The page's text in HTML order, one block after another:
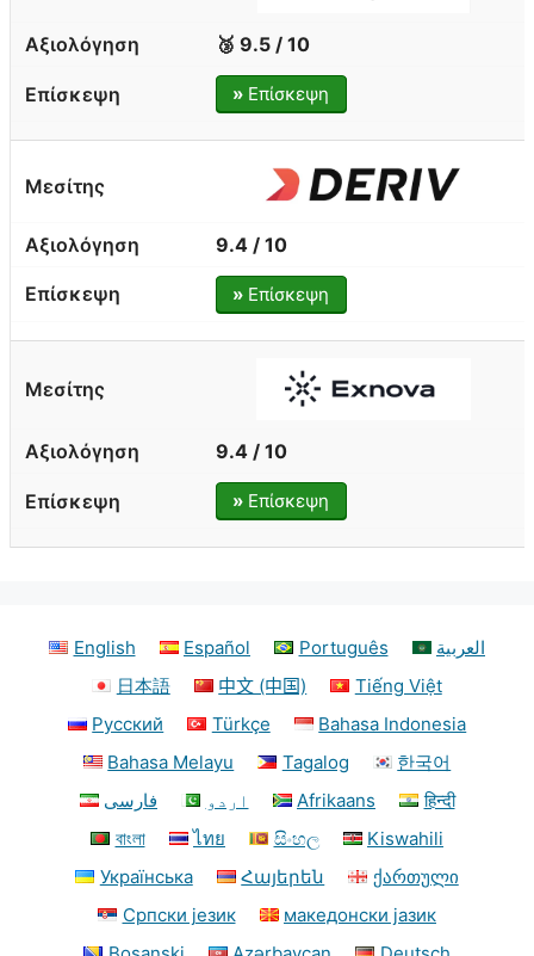
🥉 9.5 / 10
» Επίσκεψη
9.4 / 10
» Επίσκεψη
9.4 / 10
» Επίσκεψη
English Español Português
العربية
日本語
中文 (中国)
Tiếng Việt
Русский
Türkçe
Bahasa Indonesia
Bahasa Melayu
Tagalog
한국어
فارسی
اردو Afrikaans
हिन्दी
বাংলা
ไทย සිංහල
Kiswahili
Українська
Հայերեն
ქართული
Српски језик
македонски јазик